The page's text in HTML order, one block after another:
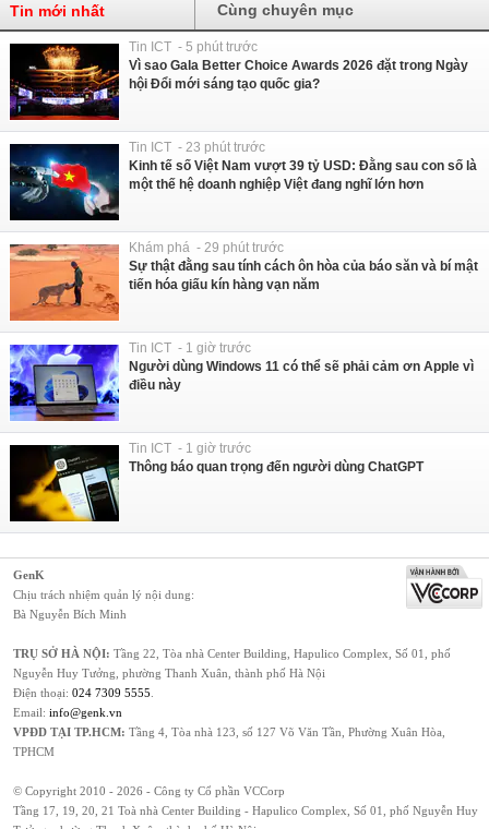
Tin mới nhất Cùng chuyên mục
Tin ICT - 5 phút trước
Vì sao Gala Better Choice Awards 2026 đặt trong Ngày
hội Đổi mới sáng tạo quốc gia?
Tin ICT - 23 phút trước
Kinh tế số Việt Nam vượt 39 tỷ USD: Đằng sau con số là
một thế hệ doanh nghiệp Việt đang nghĩ lớn hơn
Khám phá - 29 phút trước
Sự thật đằng sau tính cách ôn hòa của báo săn và bí mật
tiến hóa giấu kín hàng vạn năm
Tin ICT - 1 giờ trước
Người dùng Windows 11 có thể sẽ phải cảm ơn Apple vì
điều này
Tin ICT - 1 giờ trước
Thông báo quan trọng đến người dùng ChatGPT
GenK
Chịu trách nhiệm quản lý nội dung:
Bà Nguyễn Bích Minh
TRỤ SỞ HÀ NỘI: Tầng 22, Tòa nhà Center Building, Hapulico Complex, Số 01, phố
Nguyễn Huy Tưởng, phường Thanh Xuân, thành phố Hà Nội
Điện thoại: 024 7309 5555
Email: info@genk.vn
VPĐD TẠI TP.HCM: Tầng 4, Tòa nhà 123, số 127 Võ Văn Tần, Phường Xuân Hòa,
TPHCM
© Copyright 2010 - 2026 - Công ty Cổ phần VCCorp
Tầng 17, 19, 20, 21 Toà nhà Center Building - Hapulico Complex, Số 01, phố Nguyễn Huy